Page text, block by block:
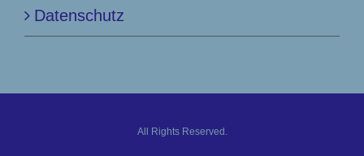
Datenschutz
All Rights Reserved.